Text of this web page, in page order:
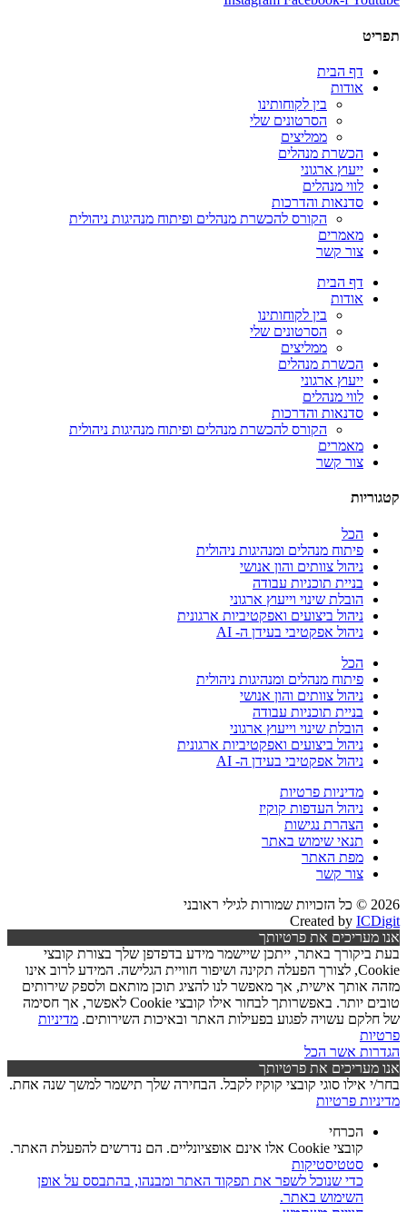
תפריט
דף הבית
אודות
בין לקוחותינו
הסרטונים שלי
ממליצים
הכשרת מנהלים
ייעוץ ארגוני
לווי מנהלים
סדנאות והדרכות
הקורס להכשרת מנהלים ופיתוח מנהיגות ניהולית
מאמרים
צור קשר
דף הבית
אודות
בין לקוחותינו
הסרטונים שלי
ממליצים
הכשרת מנהלים
ייעוץ ארגוני
לווי מנהלים
סדנאות והדרכות
הקורס להכשרת מנהלים ופיתוח מנהיגות ניהולית
מאמרים
צור קשר
קטגוריות
הכל
פיתוח מנהלים ומנהיגות ניהולית
ניהול צוותים והון אנושי
בניית תוכניות עבודה
הובלת שינוי וייעוץ ארגוני
ניהול ביצועים ואפקטיביות ארגונית
ניהול אפקטיבי בעידן ה- AI
הכל
פיתוח מנהלים ומנהיגות ניהולית
ניהול צוותים והון אנושי
בניית תוכניות עבודה
הובלת שינוי וייעוץ ארגוני
ניהול ביצועים ואפקטיביות ארגונית
ניהול אפקטיבי בעידן ה- AI
מדיניות פרטיות
ניהול העדפות קוקיז
הצהרת נגישות
תנאי שימוש באתר
מפת האתר
צור קשר
2026 © כל הזכויות שמורות לגילי ראובני
Created by ICDigit
אנו מעריכים את פרטיותך
בעת ביקורך באתר, ייתכן שיישמר מידע בדפדפן שלך בצורת קובצי
Cookie, לצורך הפעלה תקינה ושיפור חוויית הגלישה. המידע לרוב אינו
מזהה אותך אישית, אך מאפשר לנו להציג תוכן מותאם ולספק שירותים
טובים יותר. באפשרותך לבחור אילו קובצי Cookie לאפשר, אך חסימה
של חלקם עשויה לפגוע בפעילות האתר ובאיכות השירותים. מדיניות
פרטיות
הגדרות אשר הכל
אנו מעריכים את פרטיותך
בחר/י אילו סוגי קובצי קוקיז לקבל. הבחירה שלך תישמר למשך שנה אחת.
מדיניות פרטיות
הכרחי
קובצי Cookie אלו אינם אופציונליים. הם נדרשים להפעלת האתר.
סטטיסטיקות
כדי שנוכל לשפר את תפקוד האתר ומבנהו, בהתבסס על אופן
השימוש באתר.